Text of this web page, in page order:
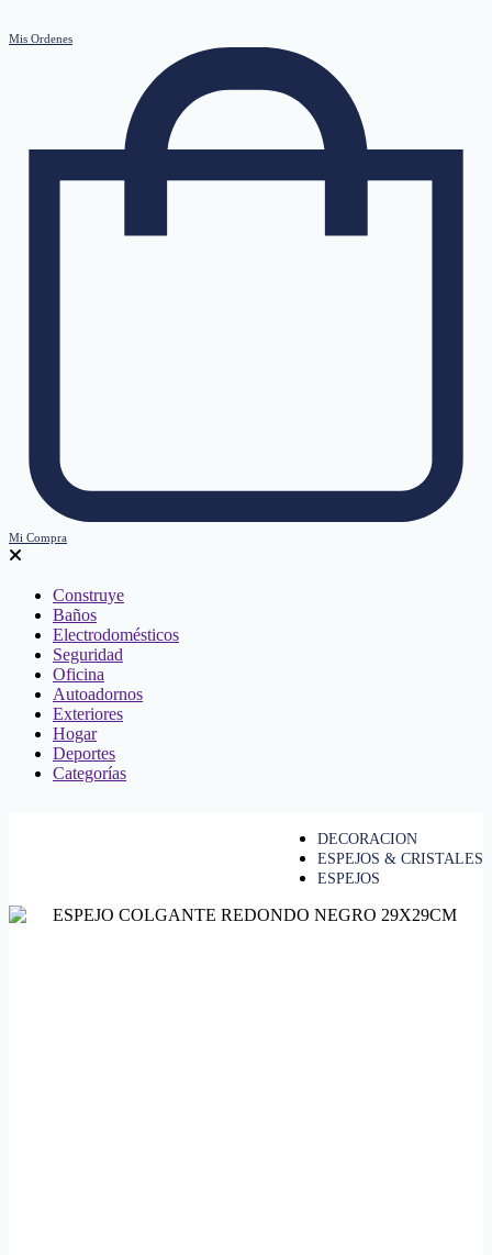
Mis Ordenes
Mi Compra
Construye
Baños
Electrodomésticos
Seguridad
Oficina
Autoadornos
Exteriores
Hogar
Deportes
Categorías
DECORACION
ESPEJOS & CRISTALES
ESPEJOS